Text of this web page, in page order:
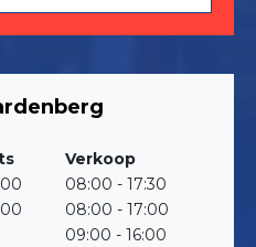
Verkoop
08:00 - 17:30
08:00 - 17:00
09:00 - 16:00